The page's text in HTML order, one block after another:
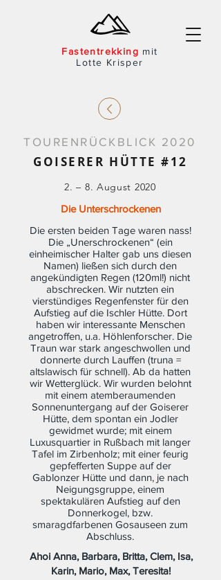
Fastentrekking mit
Lotte Krisper
TOURENRÜCKBLICK 2020
GOISERER HÜTTE #12
2. – 8. August 2020
Die Unterschrockenen
Die ersten beiden Tage waren nass!
Die „Unerschrockenen“ (ein
einheimischer Halter gab uns diesen
Namen) ließen sich durch den
angekündigten Regen (120ml!) nicht
abschrecken. Wir nutzten ein
vierstündiges Regenfenster für den
Aufstieg auf die Ischler Hütte. Dort
haben wir interessante Menschen
angetroffen, u.a. Höhlenforscher. Die
Traun war stark angeschwollen und
donnerte durch Lauffen (truna =
altslawisch für schnell). Ab da hatten
wir Wetterglück. Wir wurden belohnt
mit einem atemberaumenden
Sonnenuntergang auf der Goiserer
Hütte, dem spontan ein Jodler
gewidmet wurde; mit einem
Luxusquartier in Rußbach mit langer
Tafel im Zirbenholz; mit einer feurig
gepfefferten Suppe auf der
Gablonzer Hütte und dann, je nach
Neigungsgruppe, einem
spektakulären Aufstieg auf den
Donnerkogel, bzw.
smaragdfarbenen Gosauseen zum
Abschluss.
Ahoi Anna, Barbara, Britta, Clem, Isa,
Karin, Mario, Max, Teresita!